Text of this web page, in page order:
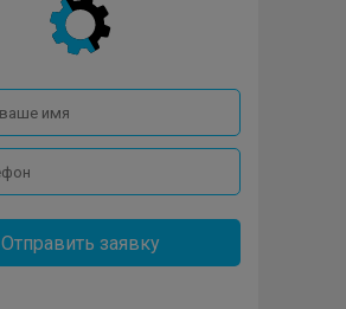
Отправить заявку